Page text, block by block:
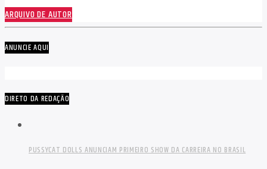
ARQUIVO DE AUTOR
ANUNCIE AQUI
DIRETO DA REDAÇÃO
PUSSYCAT DOLLS ANUNCIAM PRIMEIRO SHOW DA CARREIRA NO BRASIL